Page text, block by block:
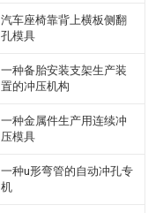
汽车座椅靠背上横板侧翻
孔模具
一种备胎安装支架生产装
置的冲压机构
一种金属件生产用连续冲
压模具
一种u形弯管的自动冲孔专
机